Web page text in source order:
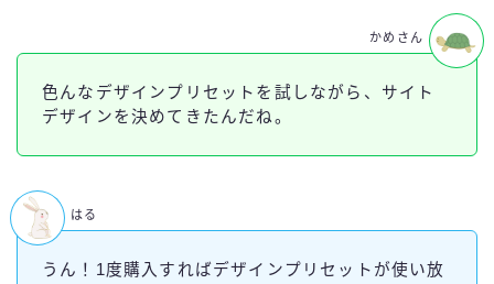
色んなデザインプリセットを試しながら、サイト
デザインを決めてきたんだね。
かめさん
うん！1度購入すればデザインプリセットが使い放
はる